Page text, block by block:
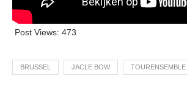
Post Views: 473
BRUSSEL JACLE BOW TOURENSEMBLE